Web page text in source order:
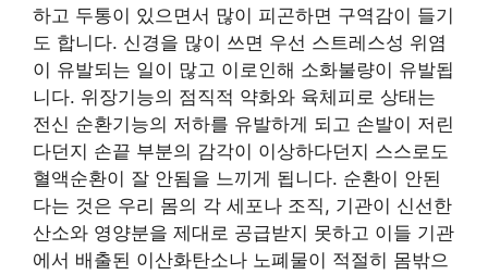
하고 두통이 있으면서 많이 피곤하면 구역감이 들기
도 합니다. 신경을 많이 쓰면 우선 스트레스성 위염
이 유발되는 일이 많고 이로인해 소화불량이 유발됩
니다. 위장기능의 점직적 약화와 육체피로 상태는
전신 순환기능의 저하를 유발하게 되고 손발이 저린
다던지 손끝 부분의 감각이 이상하다던지 스스로도
혈액순환이 잘 안됨을 느끼게 됩니다. 순환이 안된
다는 것은 우리 몸의 각 세포나 조직, 기관이 신선한
산소와 영양분을 제대로 공급받지 못하고 이들 기관
에서 배출된 이산화탄소나 노폐물이 적절히 몸밖으